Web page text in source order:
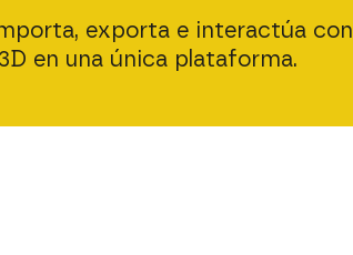
exporta e interactúa con
en una única plataforma.